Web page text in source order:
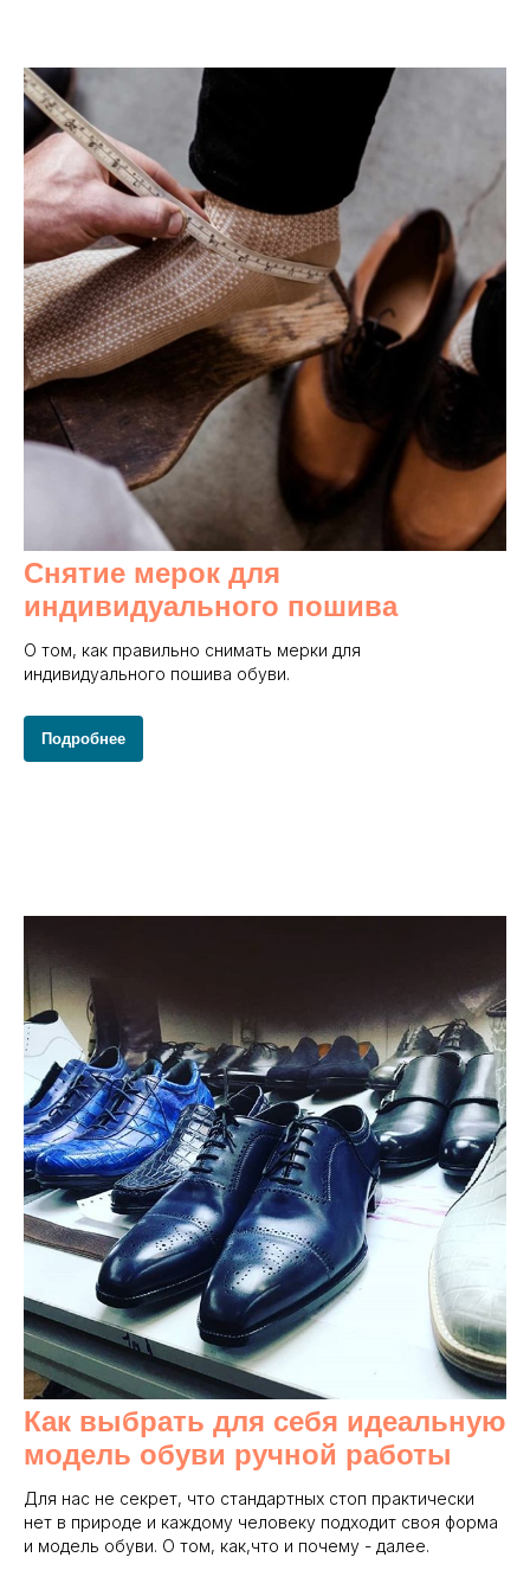
Снятие мерок для
индивидуального пошива
О том, как правильно снимать мерки для
индивидуального пошива обуви.
Подробнее
Как выбрать для себя идеальную
модель обуви ручной работы
Для нас не секрет, что стандартных стоп практически
нет в природе и каждому человеку подходит своя форма
и модель обуви. О том, как,что и почему - далее.